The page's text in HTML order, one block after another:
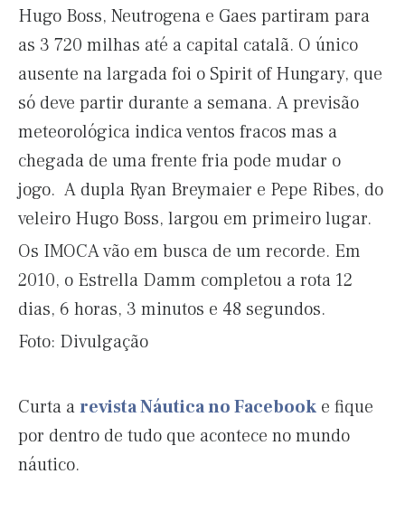
Hugo Boss, Neutrogena e Gaes partiram para
as 3 720 milhas até a capital catalã. O único
ausente na largada foi o Spirit of Hungary, que
só deve partir durante a semana. A previsão
meteorológica indica ventos fracos mas a
chegada de uma frente fria pode mudar o
jogo. A dupla Ryan Breymaier e Pepe Ribes, do
veleiro Hugo Boss, largou em primeiro lugar.
Os IMOCA vão em busca de um recorde. Em
2010, o Estrella Damm completou a rota 12
dias, 6 horas, 3 minutos e 48 segundos.
Foto: Divulgação
Curta arevista Náutica no Facebook e fique
por dentro de tudo que acontece no mundo
náutico.